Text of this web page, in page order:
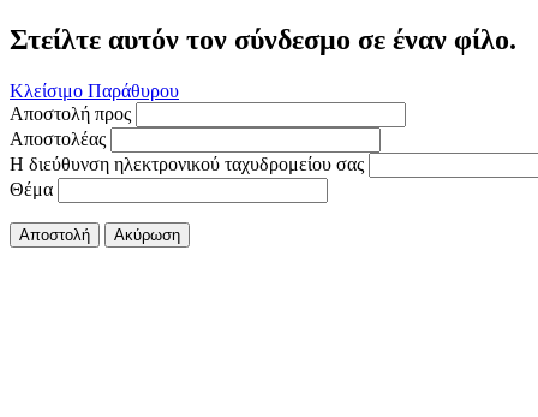
Στείλτε αυτόν τον σύνδεσμο σε έναν φίλο.
Κλείσιμο Παράθυρου
Αποστολή προς
Αποστολέας
Η διεύθυνση ηλεκτρονικού ταχυδρομείου σας
Θέμα
Αποστολή Ακύρωση